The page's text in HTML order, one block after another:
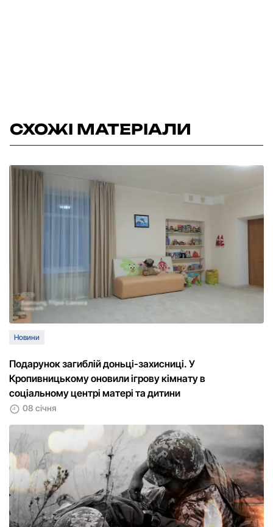
СХОЖІ МАТЕРІАЛИ
Новини
Подарунок загиблій доньці-захисниці. У
Кропивницькому оновили ігрову кімнату в
соціальному центрі матері та дитини
08 січня